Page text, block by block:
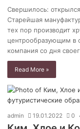
Свершилось:
Старейшая
тех пор производит
центрообразующим в
компания со дня
Read More »
admin 19.01.2022 0